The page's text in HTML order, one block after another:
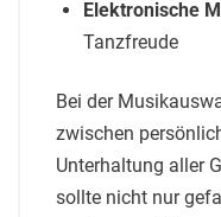
Elektronische
Tanzfreude
Bei der
zwischen
Unterhaltung aller
sollte nicht nur